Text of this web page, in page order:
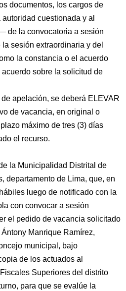
documentos, los cargos de
cuestionada y al
de la convocatoria a sesión
sesión extraordinaria y del
la constancia o el acuerdo
sobre la solicitud de
apelación, se deberá ELEVAR
de vacancia, en original o
máximo de tres (3) días
el recurso.
la Municipalidad Distrital de
departamento de Lima, que, en
luego de notificado con la
con convocar a sesión
el pedido de vacancia solicitado
Manrique Ramírez,
municipal, bajo
de los actuados al
Superiores del distrito
para que se evalúe la